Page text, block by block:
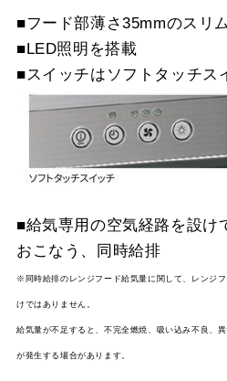
YMP465-MTB330R
SI
YMP465-MTB330L
SI
スクロールでき
■フード部薄さ35mmのスリ
■LED照明を搭載
■スイッチはソフトタッチス
■給気専用の空気経路を設け
おこなう、同時給排
※同時給排のレンジフード給気量に関して、レンジ
けではありません。
給気量が不足すると、不完全燃焼、吸い込み不良、
が発生する場合があります。